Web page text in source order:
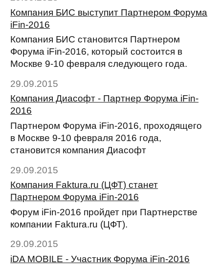
Компания БИС выступит Партнером Форума
iFin-2016
Компания БИС становится Партнером
Форума iFin-2016, который состоится в
Москве 9-10 февраля следующего года.
29.09.2015
Компания Диасофт - Партнер Форума iFin-
2016
Партнером Форума iFin-2016, проходящего
в Москве 9-10 февраля 2016 года,
становится компания Диасофт
29.09.2015
Компания Faktura.ru (ЦФТ) станет
Партнером Форума iFin-2016
Форум iFin-2016 пройдет при Партнерстве
компании Faktura.ru (ЦФТ).
29.09.2015
iDA MOBILE - Участник Форума iFin-2016